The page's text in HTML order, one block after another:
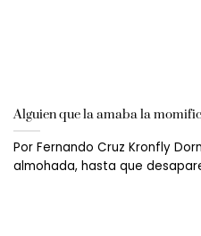
Alguien que la amaba la
Por Fernando Cruz Kronfly
almohada, hasta que